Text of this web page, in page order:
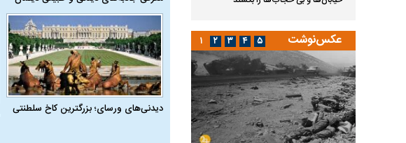
دیدنی‌های ورسای؛ بزرگترین کاخ سلطنتی
عکس‌نوشت ۱ ۲ ۳ ۴ ۵